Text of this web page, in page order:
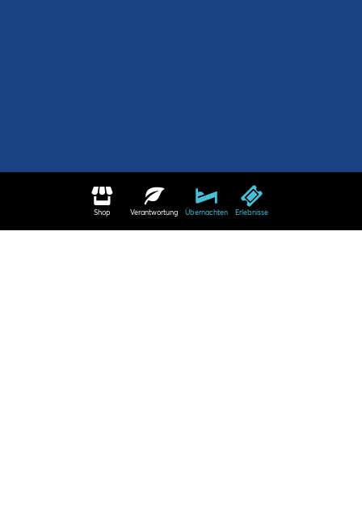
Shop Verantwortung Übernachten Erlebnisse